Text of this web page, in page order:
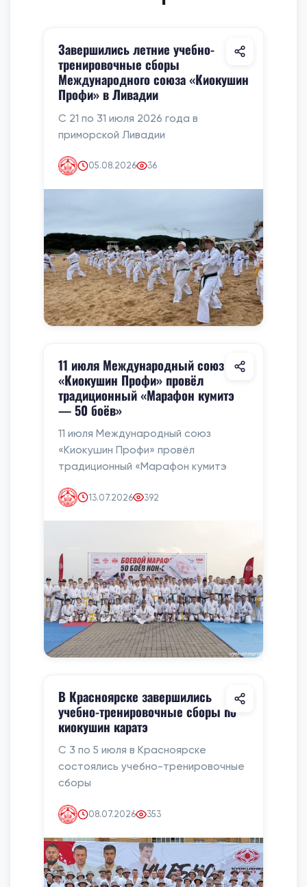
Завершились летние учебно-
тренировочные сборы
Международного союза «Киокушин
Профи» в Ливадии
С 21 по 31 июля 2026 года в
приморской Ливадии
05.08.2026 36
11 июля Международный союз
«Киокушин Профи» провёл
традиционный «Марафон кумитэ
— 50 боёв»
11 июля Международный союз
«Киокушин Профи» провёл
традиционный «Марафон кумитэ
13.07.2026 392
В Красноярске завершились
учебно-тренировочные сборы по
киокушин каратэ
С 3 по 5 июля в Красноярске
состоялись учебно-тренировочные
сборы
08.07.2026 353